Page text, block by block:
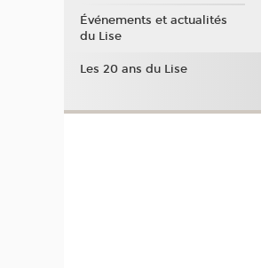
Événements et actualités
du Lise
Les 20 ans du Lise